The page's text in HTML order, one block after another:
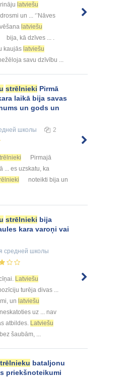
latviešu
drosmi un ... ‘’Nāves
latviešu
bija, kā dzīves ... .
kaujās latviešu
savu dzīvību ...
strēlnieki Pirmā
laikā bija savas
un gods un
школы 2
Pirmajā
... es uzskatu, ka
noteikti bija un
strēlnieki bija
kara varoņi vai
средней школы
Latviešu
turēja divas ...
un latviešu
uz ... nav
atbildes. Latviešu
šaubām, ...
bataljonu
priekšnoteikumi